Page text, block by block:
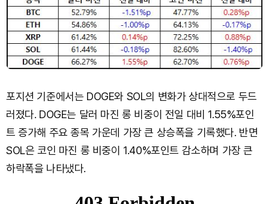
포지션 기준에서는 DOGE와 SOL의 변화가 상대적으로 두드
러졌다. DOGE는 달러 마진 롱 비중이 전일 대비 1.55%포인
트 증가해 주요 종목 가운데 가장 큰 상승폭을 기록했다. 반면
SOL은 코인 마진 롱 비중이 1.40%포인트 감소하며 가장 큰
하락폭을 나타냈다.